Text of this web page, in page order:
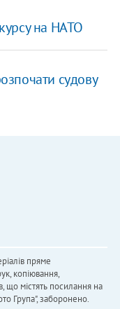
на НАТО
судову
пряме
копіювання,
що містять посилання на
Група", заборонено.